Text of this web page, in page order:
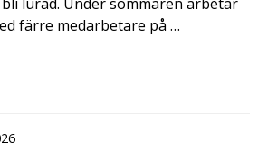
färre medarbetare på …